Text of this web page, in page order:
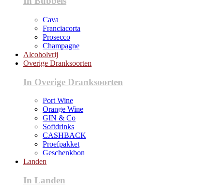
Cava
Franciacorta
Prosecco
Champagne
Alcoholvrij
Overige Dranksoorten
In Overige Dranksoorten
Port Wine
Orange Wine
GIN & Co
Softdrinks
CASHBACK
Proefpakket
Geschenkbon
Landen
In Landen